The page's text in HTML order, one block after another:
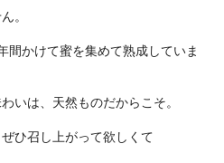
。
間かけて蜜を集めて熟成していま
いは、天然ものだからこそ。
ひ召し上がって欲しくて